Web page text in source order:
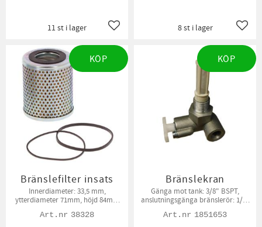
Lägg till i favoriter
11 st i lager 8 st i lager
Bränslefilter insats
Innerdiameter: 33,5 mm,
ytterdiameter 71mm, höjd 84mm
38328
KÖP
Bränslekran
Gänga mot tank: 3/8" BSPT,
anslutningsgänga bränslerör: 1/2"
1851653
KÖP